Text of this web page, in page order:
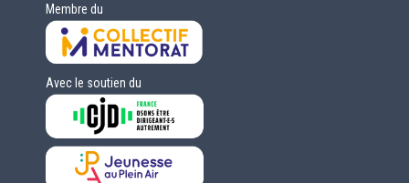
Membre du
Avec le soutien du